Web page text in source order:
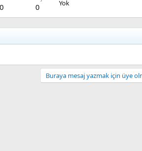
0 0 Yok
Buraya mesaj yazmak için üye